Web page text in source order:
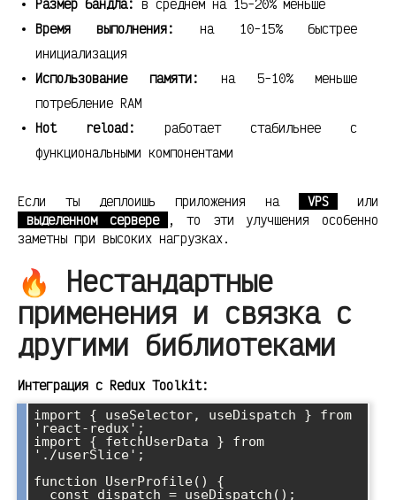
Размер бандла: в среднем на 15-20% меньше
Время выполнения: на 10-15% быстрее
инициализация
Использование памяти: на 5-10% меньше
потребление RAM
Hot reload: работает стабильнее с
функциональными компонентами
Если ты деплоишь приложения на VPS
или
выделенном сервере
, то эти улучшения особенно
заметны при высоких нагрузках.
🔥 Нестандартные
применения и связка с
другими библиотеками
Интеграция с Redux Toolkit:
import { useSelector, useDispatch } from
'react-redux';
import { fetchUserData } from
'./userSlice';
function UserProfile() {